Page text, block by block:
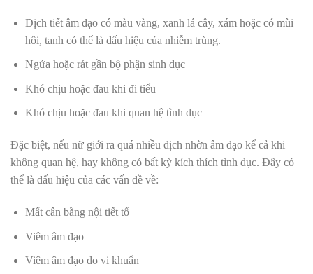
Dịch tiết âm đạo có màu vàng, xanh lá cây, xám hoặc có mùi
hôi, tanh có thể là dấu hiệu của nhiễm trùng.
Ngứa hoặc rát gần bộ phận sinh dục
Khó chịu hoặc đau khi đi tiểu
Khó chịu hoặc đau khi quan hệ tình dục
Đặc biệt, nếu nữ giới ra quá nhiều dịch nhờn âm đạo kể cả khi
không quan hệ, hay không có bất kỳ kích thích tình dục. Đây có
thể là dấu hiệu của các vấn đề về:
Mất cân bằng nội tiết tố
Viêm âm đạo
Viêm âm đạo do vi khuẩn